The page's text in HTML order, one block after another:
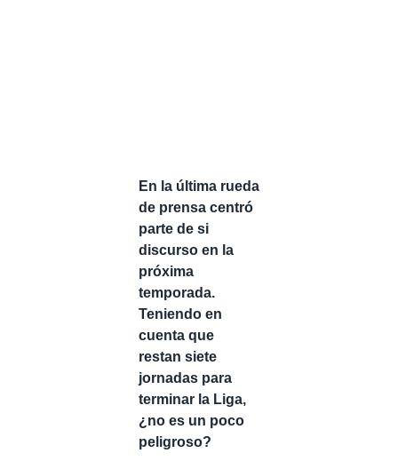
En la última rueda
de prensa centró
parte de si
discurso en la
próxima
temporada.
Teniendo en
cuenta que
restan siete
jornadas para
terminar la Liga,
¿no es un poco
peligroso?